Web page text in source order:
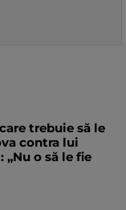
trebuie să le
contra lui
„Nu o să le fie